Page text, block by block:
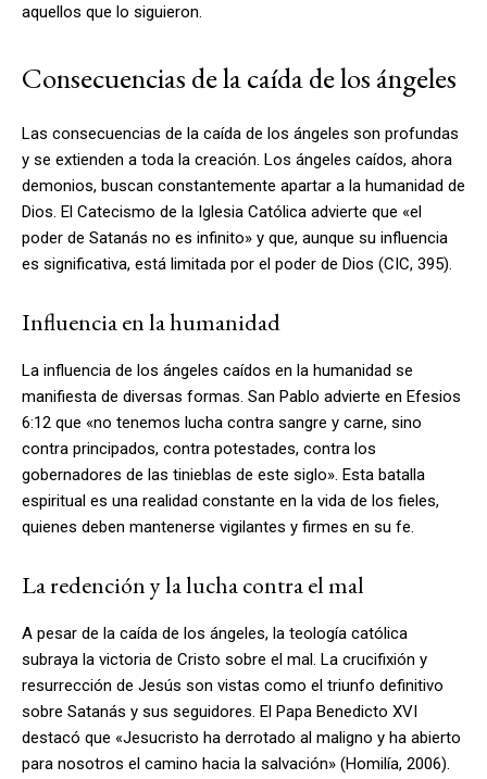
aquellos que lo siguieron.
Consecuencias de la caída de los ángeles
Las consecuencias de la caída de los ángeles son profundas
y se extienden a toda la creación. Los ángeles caídos, ahora
demonios, buscan constantemente apartar a la humanidad de
Dios. El Catecismo de la Iglesia Católica advierte que «el
poder de Satanás no es infinito» y que, aunque su influencia
es significativa, está limitada por el poder de Dios (CIC, 395).
Influencia en la humanidad
La influencia de los ángeles caídos en la humanidad se
manifiesta de diversas formas. San Pablo advierte en Efesios
6:12 que «no tenemos lucha contra sangre y carne, sino
contra principados, contra potestades, contra los
gobernadores de las tinieblas de este siglo». Esta batalla
espiritual es una realidad constante en la vida de los fieles,
quienes deben mantenerse vigilantes y firmes en su fe.
La redención y la lucha contra el mal
A pesar de la caída de los ángeles, la teología católica
subraya la victoria de Cristo sobre el mal. La crucifixión y
resurrección de Jesús son vistas como el triunfo definitivo
sobre Satanás y sus seguidores. El Papa Benedicto XVI
destacó que «Jesucristo ha derrotado al maligno y ha abierto
para nosotros el camino hacia la salvación» (Homilía, 2006).